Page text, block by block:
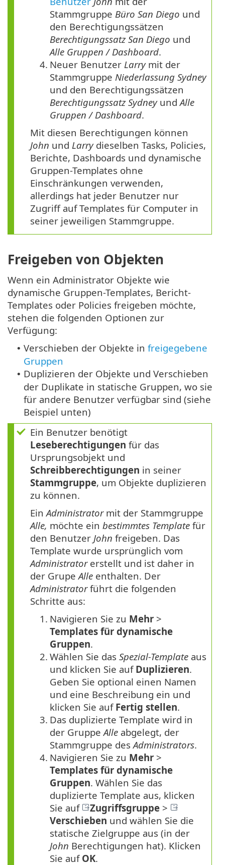
Stammgruppe Büro San Diego und
den Berechtigungssätzen
Berechtigungssatz San Diego und
Alle Gruppen / Dashboard.
4. Neuer Benutzer Larrymit der
Stammgruppe Niederlassung Sydney
und den Berechtigungssätzen
Berechtigungssatz SydneyundAlle
Gruppen / Dashboard.
Mit diesen Berechtigungen können
John und Larrydieselben Tasks, Policies,
Berichte, Dashboards und dynamische
Gruppen-Templates ohne
Einschränkungen verwenden,
allerdings hat jeder Benutzer nur
Zugriff auf Templates für Computer in
seiner jeweiligen Stammgruppe.
Freigeben von Objekten
Wenn ein Administrator Objekte wie
dynamische Gruppen-Templates, Bericht-
Templates oder Policies freigeben möchte,
stehen die folgenden Optionen zur
Verfügung:
• Verschieben der Objekte in freigegebene
Gruppen
• Duplizieren der Objekte und Verschieben
der Duplikate in statische Gruppen, wo sie
für andere Benutzer verfügbar sind (siehe
Beispiel unten)
Ein Benutzer benötigt
Leseberechtigungen für das
Ursprungsobjekt und
Schreibberechtigungen in seiner
Stammgruppe, um Objekte duplizieren
zu können.
EinAdministratormit der Stammgruppe
Alle, möchte ein bestimmtes Template für
den Benutzer John freigeben. Das
Template wurde ursprünglich vom
Administratorerstellt und ist daher in
der GrupeAlle enthalten. Der
Administratorführt die folgenden
Schritte aus:
1. Navigieren Sie zu Mehr >
Templates für dynamische
Gruppen.
2. Wählen Sie das Spezial-Template aus
und klicken Sie auf Duplizieren.
Geben Sie optional einen Namen
und eine Beschreibung ein und
klicken Sie auf Fertig stellen.
3. Das duplizierte Template wird in
der GruppeAlle abgelegt, der
Stammgruppe desAdministrators.
4. Navigieren Sie zu Mehr >
Templates für dynamische
Gruppen. Wählen Sie das
duplizierte Template aus, klicken
Sie auf
Zugriffsgruppe >
Verschieben und wählen Sie die
statische Zielgruppe aus (in der
John Berechtigungen hat). Klicken
Sie auf OK.